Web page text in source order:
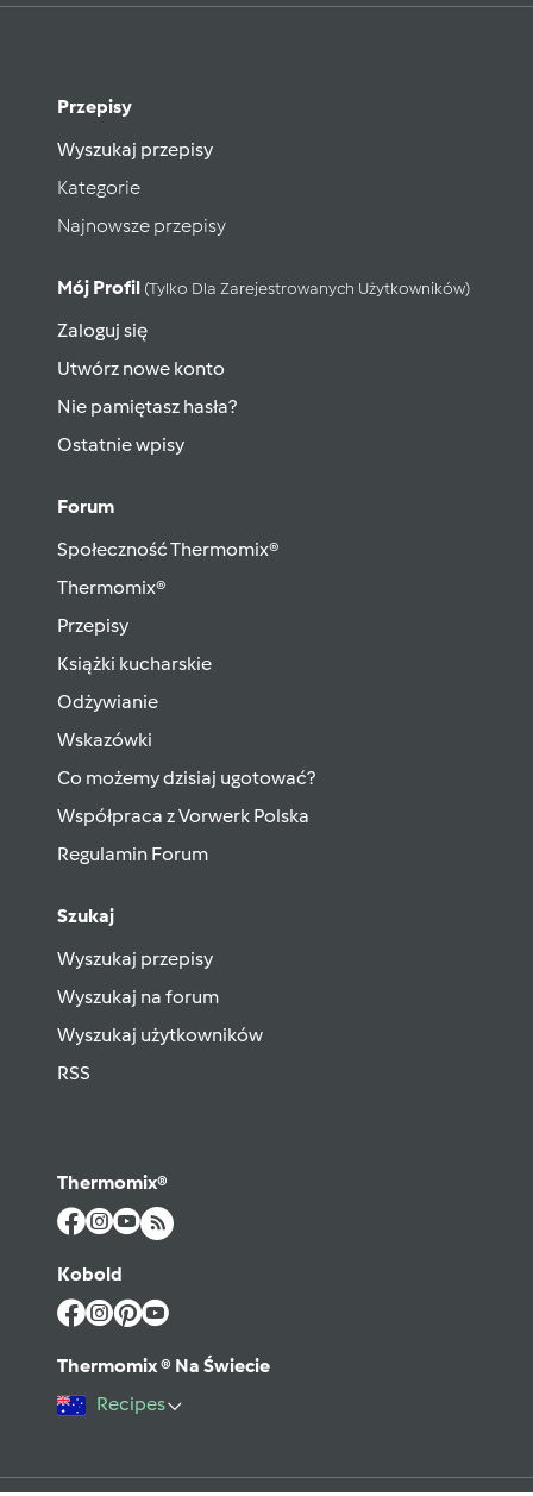
Przepisy
Wyszukaj przepisy
Kategorie
Najnowsze przepisy
Mój Profil (tylko Dla Zarejestrowanych Użytkowników)
Zaloguj się
Utwórz nowe konto
Nie pamiętasz hasła?
Ostatnie wpisy
Forum
Społeczność Thermomix®
Thermomix®
Przepisy
Książki kucharskie
Odżywianie
Wskazówki
Co możemy dzisiaj ugotować?
Współpraca z Vorwerk Polska
Regulamin Forum
Szukaj
Wyszukaj przepisy
Wyszukaj na forum
Wyszukaj użytkowników
RSS
Thermomix®
Kobold
Thermomix ® Na Świecie
Recipes